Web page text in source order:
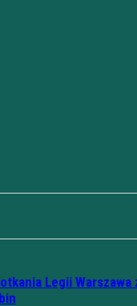
Legii Warszawa